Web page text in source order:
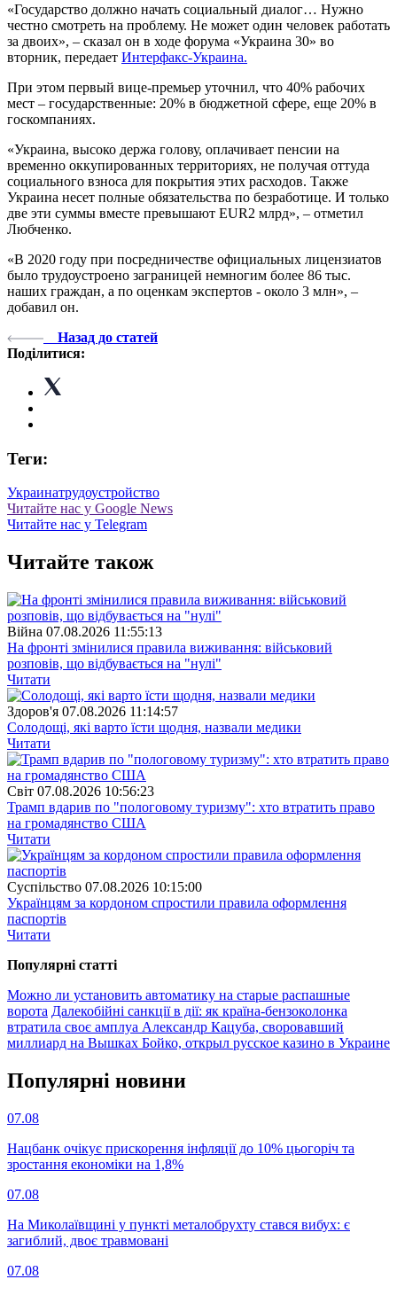
«Государство должно начать социальный диалог… Нужно
честно смотреть на проблему. Не может один человек работать
за двоих», – сказал он в ходе форума «Украина 30» во
вторник, передает Интерфакс-Украина.
При этом первый вице-премьер уточнил, что 40% рабочих
мест – государственные: 20% в бюджетной сфере, еще 20% в
госкомпаниях.
«Украина, высоко держа голову, оплачивает пенсии на
временно оккупированных территориях, не получая оттуда
социального взноса для покрытия этих расходов. Также
Украина несет полные обязательства по безработице. И только
две эти суммы вместе превышают EUR2 млрд», – отметил
Любченко.
«В 2020 году при посредничестве официальных лицензиатов
было трудоустроено заграницей немногим более 86 тыс.
наших граждан, а по оценкам экспертов - около 3 млн», –
добавил он.
Назад до статей
Поділитися:
Теги:
Украинатрудоустройство
Читайте нас у Google News
Читайте нас у Telegram
Читайте також
Війна 07.08.2026 11:55:13
На фронті змінилися правила виживання: військовий
розповів, що відбувається на "нулі"
Читати
Здоров'я 07.08.2026 11:14:57
Солодощі, які варто їсти щодня, назвали медики
Читати
Свiт 07.08.2026 10:56:23
Трамп вдарив по "пологовому туризму": хто втратить право
на громадянство США
Читати
Суспiльство 07.08.2026 10:15:00
Українцям за кордоном спростили правила оформлення
паспортів
Читати
Популярнi статтi
Можно ли установить автоматику на старые распашные
ворота Далекобійні санкції в дії: як країна-бензоколонка
втратила своє амплуа Александр Кацуба, своровавший
миллиард на Вышках Бойко, открыл русское казино в Украине
Популярнi новини
07.08
Нацбанк очікує прискорення інфляції до 10% цьогоріч та
зростання економіки на 1,8%
07.08
На Миколаївщині у пункті металобрухту стався вибух: є
загиблий, двоє травмовані
07.08